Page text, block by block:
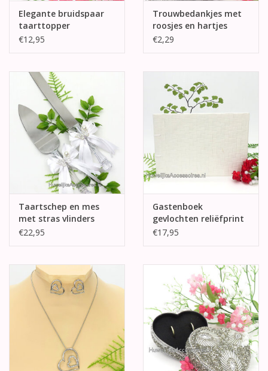
Elegante bruidspaar
taarttopper
€12,95
Trouwbedankjes met
roosjes en hartjes
€2,29
Taartschep en mes
met stras vlinders
€22,95
Gastenboek
gevlochten reliëfprint
kaft
€17,95